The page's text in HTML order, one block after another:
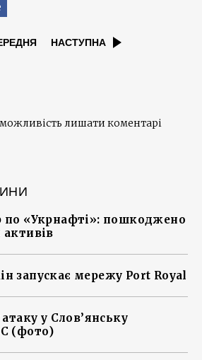
НАСТУПНА
лишати коментарі
по «Укрнафті»: пошкоджено
запускає мережу Port Royal
у Слов’янську
(фото)